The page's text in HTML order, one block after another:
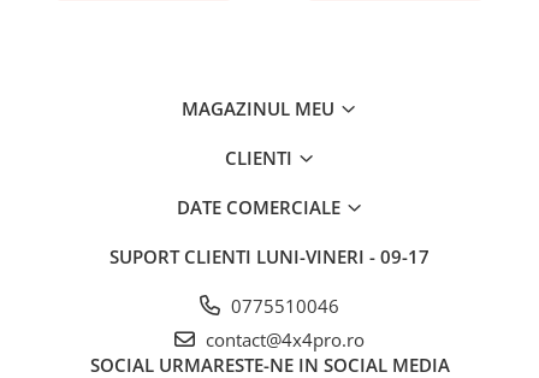
MAGAZINUL MEU
CLIENTI
DATE COMERCIALE
SUPORT CLIENTI LUNI-VINERI - 09-17
0775510046
contact@4x4pro.ro
SOCIAL URMARESTE-NE IN SOCIAL MEDIA